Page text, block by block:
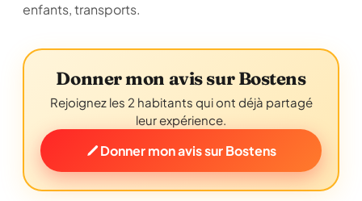
enfants, transports.
Donner mon avis sur Bostens
Rejoignez les 2 habitants qui ont déjà partagé
leur expérience.
Donner mon avis sur Bostens